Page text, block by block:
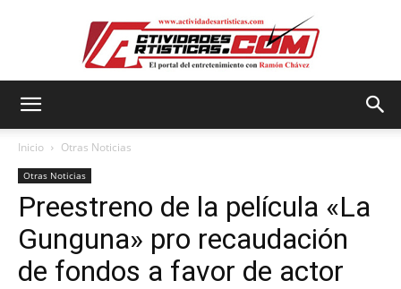
Inicio Otras Noticias
Otras Noticias
Preestreno de la película «La
Gunguna» pro recaudación
de fondos a favor de actor